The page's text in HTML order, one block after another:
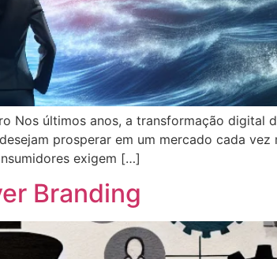
Nos últimos anos, a transformação digital
prosperar em um mercado cada
exigem […]
Branding